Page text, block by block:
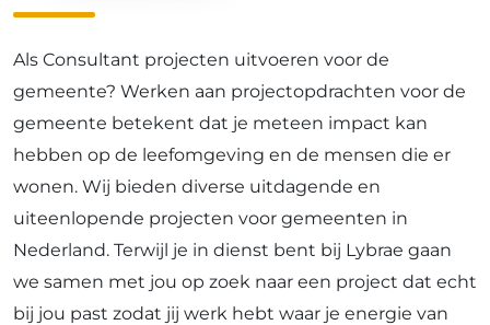
Als Consultant projecten uitvoeren voor de
gemeente? Werken aan projectopdrachten voor de
gemeente betekent dat je meteen impact kan
hebben op de leefomgeving en de mensen die er
wonen. Wij bieden diverse uitdagende en
uiteenlopende projecten voor gemeenten in
Nederland. Terwijl je in dienst bent bij Lybrae gaan
we samen met jou op zoek naar een project dat echt
bij jou past zodat jij werk hebt waar je energie van